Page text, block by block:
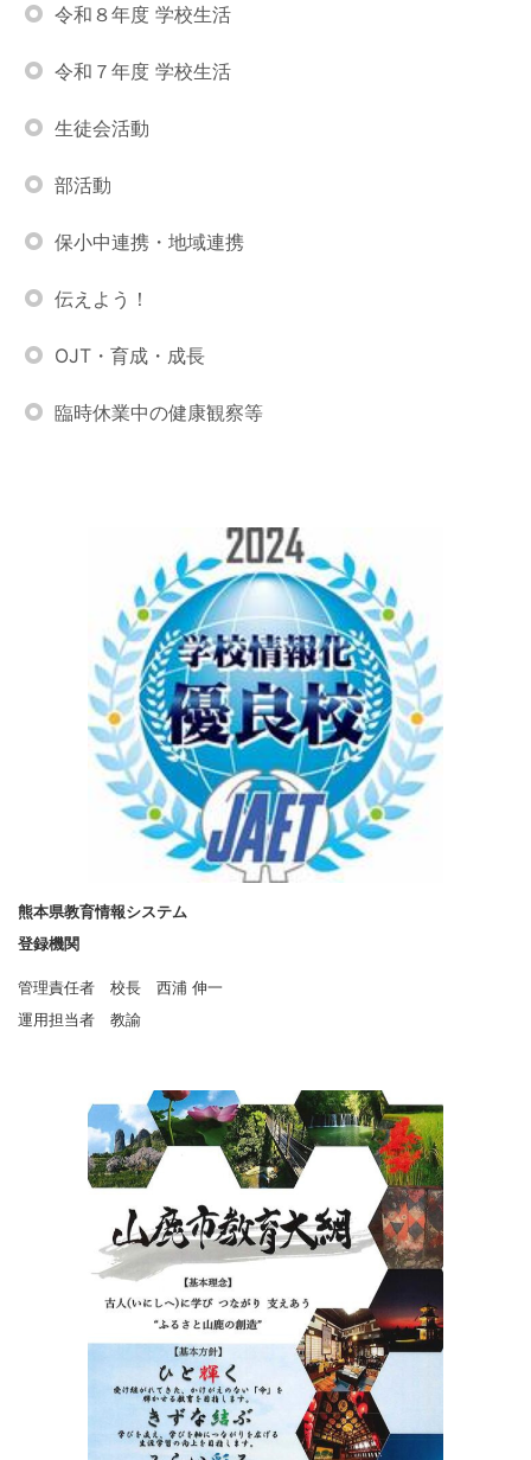
令和８年度 学校生活
令和７年度 学校生活
生徒会活動
部活動
保小中連携・地域連携
伝えよう！
OJT・育成・成長
臨時休業中の健康観察等
熊本県教育情報システム
登録機関
管理責任者 校長 西浦 伸一
運用担当者 教諭